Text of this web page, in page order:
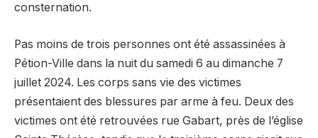
consternation.
Pas moins de trois personnes ont été assassinées à
Pétion-Ville dans la nuit du samedi 6 au dimanche 7
juillet 2024. Les corps sans vie des victimes
présentaient des blessures par arme à feu. Deux des
victimes ont été retrouvées rue Gabart, près de l’église